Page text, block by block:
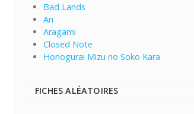
Bad Lands
An
Aragami
Closed Note
Honogurai Mizu no Soko Kara
FICHES ALÉATOIRES